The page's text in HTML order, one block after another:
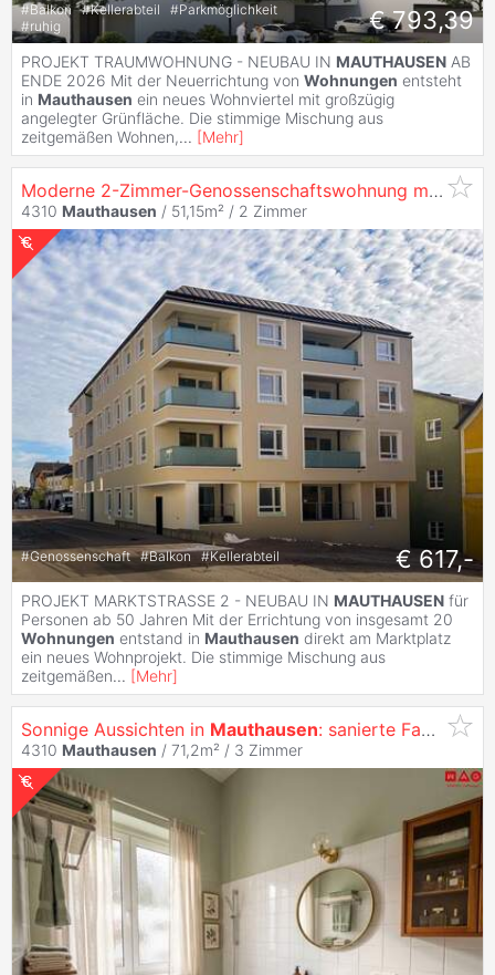
#Balkon #Kellerabteil #Parkmöglichkeit
#ruhig € 793,39
PROJEKT TRAUMWOHNUNG - NEUBAU IN MAUTHAUSEN AB
ENDE 2026 Mit der Neuerrichtung von Wohnungen entsteht
in Mauthausen ein neues Wohnviertel mit großzügig
angelegter Grünfläche. Die stimmige Mischung aus
zeitgemäßen Wohnen,... [Mehr]
Moderne 2-Zimmer-Genossenschaftswohnung mit Loggia direkt am Stadtplatz in
4310 Mauthausen / 51,15m² / 2 Zimmer
#Genossenschaft #Balkon #Kellerabteil € 617,-
PROJEKT MARKTSTRASSE 2 - NEUBAU IN MAUTHAUSEN für
Personen ab 50 Jahren Mit der Errichtung von insgesamt 20
Wohnungen entstand in Mauthausen direkt am Marktplatz
ein neues Wohnprojekt. Die stimmige Mischung aus
zeitgemäßen... [Mehr]
Sonnige Aussichten in Mauthausen: sanierte Familienwohnung mit großzügiger Loggia, höchstem Wohnkomfort und ruhiger Grünlage – kostenloser Parkplat...
4310 Mauthausen / 71,2m² / 3 Zimmer